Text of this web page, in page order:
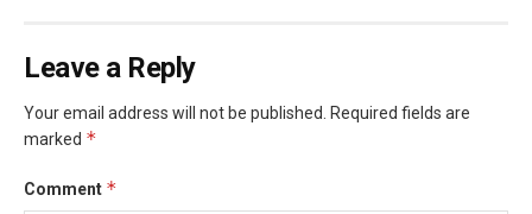
Leave a Reply
Your email address will not be published.
Required fields are
marked *
Comment *